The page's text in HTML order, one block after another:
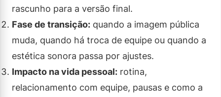
rascunho para a versão final.
Fase de transição: quando a imagem pública
muda, quando há troca de equipe ou quando a
estética sonora passa por ajustes.
Impacto na vida pessoal: rotina,
relacionamento com equipe, pausas e como a